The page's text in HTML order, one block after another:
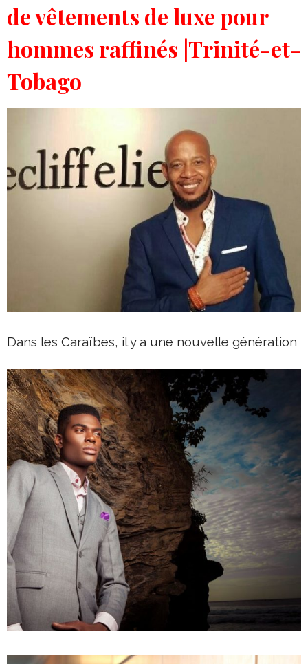
de vêtements de luxe pour
hommes raffinés |Trinité-et-
Tobago
Dans les Caraïbes, il y a une nouvelle génération